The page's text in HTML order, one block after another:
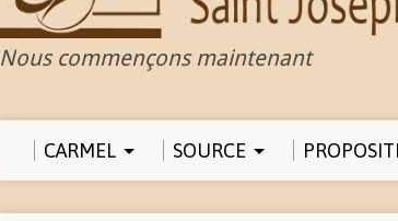
Nous commençons maintenant
CARMEL SOURCE